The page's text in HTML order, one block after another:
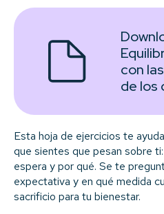
con
de los
Esta hoja de ejercicios te
que sientes que pesan sobre
espera y por qué. Se te
expectativa y en qué medida
sacrificio para tu bienestar.